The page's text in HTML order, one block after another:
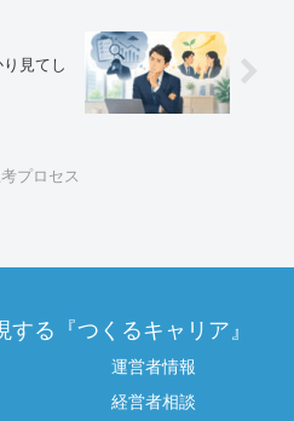
見てし
プロセス
る『つくるキャリア』
運営者情報
経営者相談